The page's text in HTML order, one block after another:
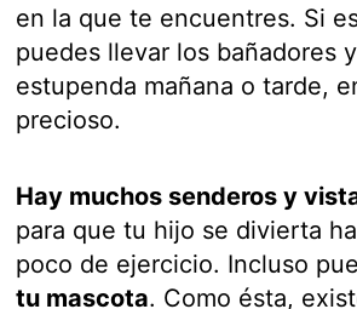
en la que te encuentres. Si
puedes llevar los bañadores
estupenda mañana o tarde,
precioso.
Hay muchos senderos y
para que tu hijo se divierta
poco de ejercicio. Incluso
tu mascota. Como ésta,